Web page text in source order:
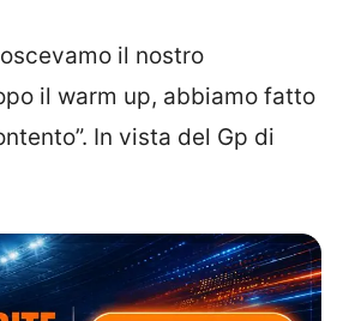
il nostro
il warm up, abbiamo fatto
In vista del Gp di